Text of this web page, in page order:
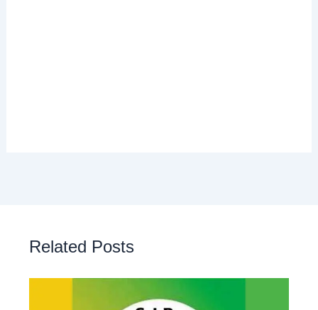
Related Posts